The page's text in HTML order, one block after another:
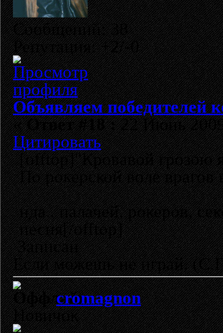
Сообщений: 38
Репутация: +2/-0
Объявляем победителей
«Ответ #18 :22 Июнь
Цитировать
[offtop]"Кровавой грозою
По рокерской воле врагов
нда.. палачей, рокеров,
песня[/offtop]
Записан
Если можешь не играй.
cromagnon
Новичок